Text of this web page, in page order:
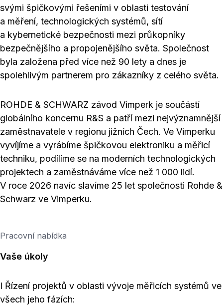
svými špičkovými řešeními v oblasti testování
a měření, technologických systémů, sítí
a kybernetické bezpečnosti mezi průkopníky
bezpečnějšího a propojenějšího světa. Společnost
byla založena před více než 90 lety a dnes je
spolehlivým partnerem pro zákazníky z celého světa.
ROHDE & SCHWARZ závod Vimperk je součástí
globálního koncernu R&S a patří mezi nejvýznamnější
zaměstnavatele v regionu jižních Čech. Ve Vimperku
vyvíjíme a vyrábíme špičkovou elektroniku a měřicí
techniku, podílíme se na moderních technologických
projektech a zaměstnáváme více než 1 000 lidí.
V roce 2026 navíc slavíme 25 let společnosti Rohde &
Schwarz ve Vimperku.
Pracovní nabídka
Vaše úkoly
I Řízení projektů v oblasti vývoje měřicích systémů ve
všech jeho fázích: